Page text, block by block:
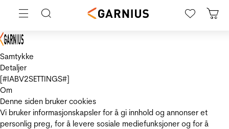
Samtykke
Detaljer
[#IABV2SETTINGS#]
Om
Denne siden bruker cookies
Vi bruker informasjonskapsler for å gi innhold og annonser et
personlig preg, for å levere sosiale mediefunksjoner og for å